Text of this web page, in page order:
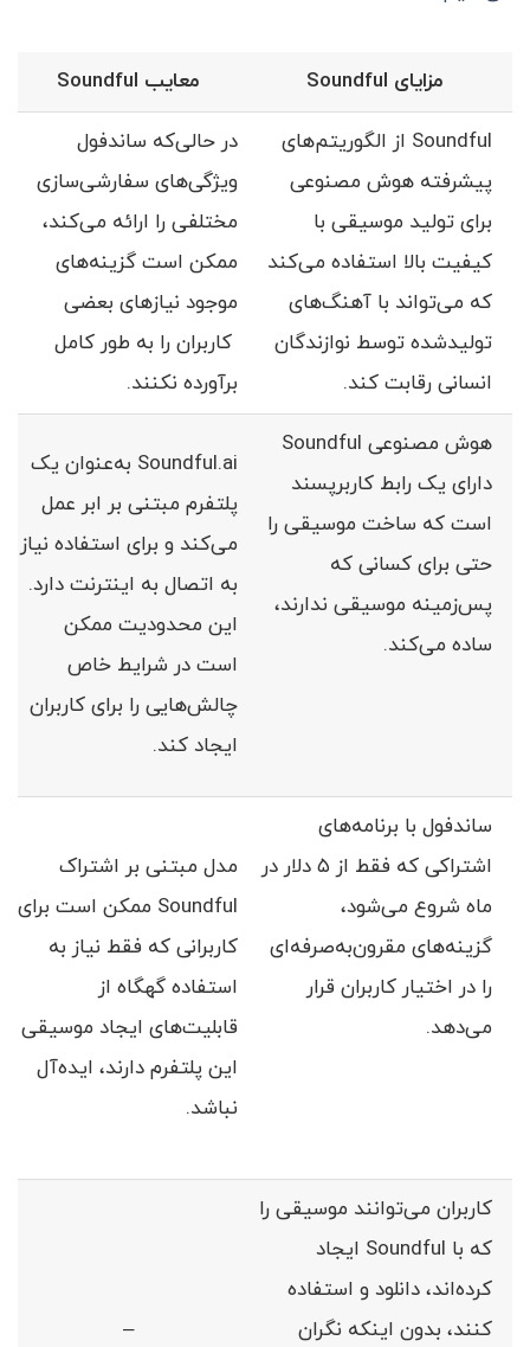
مزایای Soundful معایب Soundful
Soundful از الگوریتم‌های
پیشرفته هوش مصنوعی
برای تولید موسیقی با
کیفیت بالا استفاده می‌کند
که می‌تواند با آهنگ‌های
تولید‌شده توسط نوازندگان
انسانی رقابت کند.
در حالی‌که ساندفول
ویژگی‌های سفارشی‌سازی
مختلفی را ارائه می‌کند،
ممکن است گزینه‌های
موجود نیازهای بعضی
کاربران را به طور کامل
برآورده نکنند.
هوش مصنوعی Soundful
دارای یک رابط کاربرپسند
است که ساخت موسیقی را
حتی برای کسانی که
پس‌زمینه موسیقی ندارند،
ساده می‌کند.
Soundful.ai به‌عنوان یک
پلتفرم مبتنی بر ابر عمل
می‌کند و برای استفاده نیاز
به اتصال به اینترنت دارد.
این محدودیت ممکن
است در شرایط خاص
چالش‌هایی را برای کاربران
ایجاد کند.
ساندفول با برنامه‌های
اشتراکی که فقط از ۵ دلار در
ماه شروع می‌شود،
گزینه‌های مقرون‌به‌صرفه‌ای
را در اختیار کاربران قرار
می‌دهد.
مدل مبتنی بر اشتراک
Soundful ممکن است برای
کاربرانی که فقط نیاز به
استفاده گهگاه از
قابلیت‌های ایجاد موسیقی
این پلتفرم دارند، ایده‌آل
نباشد.
کاربران می‌توانند موسیقی‌ را
که با Soundful ایجاد
کرده‌اند، دانلود و استفاده
کنند، بدون اینکه نگران
–